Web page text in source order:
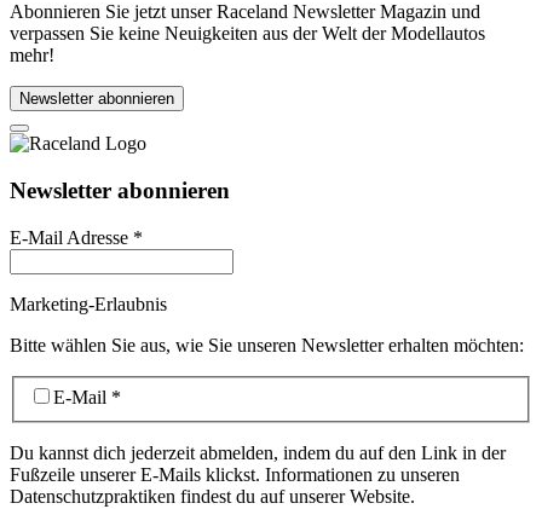
Abonnieren Sie jetzt unser Raceland Newsletter Magazin und
verpassen Sie keine Neuigkeiten aus der Welt der Modellautos
mehr!
Newsletter abonnieren
Newsletter abonnieren
E-Mail Adresse *
Marketing-Erlaubnis
Bitte wählen Sie aus, wie Sie unseren Newsletter erhalten möchten:
E-Mail *
Du kannst dich jederzeit abmelden, indem du auf den Link in der
Fußzeile unserer E-Mails klickst. Informationen zu unseren
Datenschutzpraktiken findest du auf unserer Website.